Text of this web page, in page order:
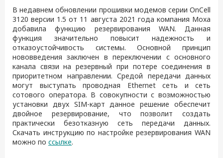
В недавнем обновлении прошивки модемов серии OnCell
3120 версии 1.5 от 11 августа 2021 года компания Moxa
добавила функцию резервирования WAN. Данная
функция значительно повысит надежность и
отказоустойчивость системы. Основной принцип
нововведения заключен в переключении с основного
канала связи на резервный при потере соединения в
приоритетном направлении. Средой передачи данных
могут выступать проводная Ethernet сеть и сеть
сотового оператора. В совокупности с возможностью
установки двух SIM-карт данное решение обеспечит
двойное резервирование, что позволит создать
практически безотказную сеть передачи данных.
Скачать инструкцию по настройке резервирования WAN
можно по ссылке.